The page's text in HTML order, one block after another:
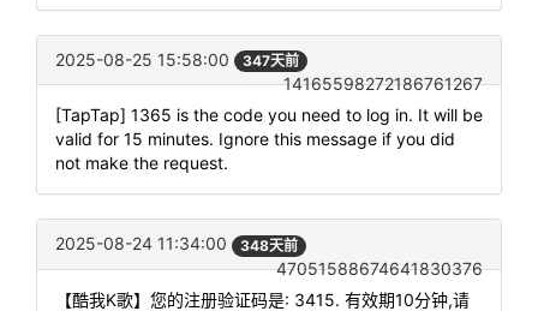
2025-08-25 15:58:00 347天前
14165598272186761267
[TapTap] 1365 is the code you need to log in. It will be
valid for 15 minutes. Ignore this message if you did
not make the request.
2025-08-24 11:34:00 348天前
47051588674641830376
【酷我K歌】您的注册验证码是: 3415. 有效期10分钟,请